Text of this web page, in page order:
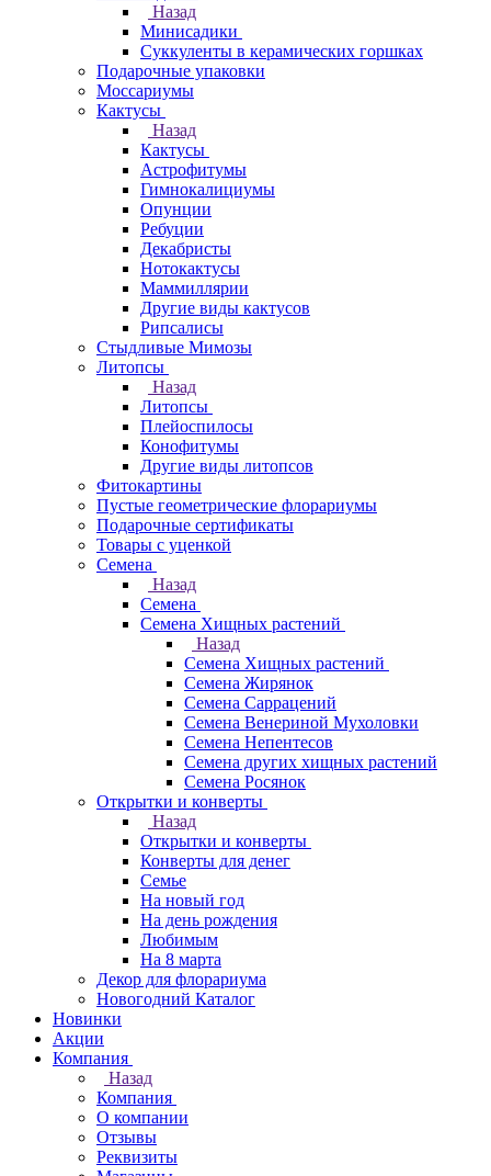
Назад
Минисадики
Суккуленты в керамических горшках
Подарочные упаковки
Моссариумы
Кактусы
Назад
Кактусы
Астрофитумы
Гимнокалициумы
Опунции
Ребуции
Декабристы
Нотокактусы
Маммиллярии
Другие виды кактусов
Рипсалисы
Стыдливые Мимозы
Литопсы
Назад
Литопсы
Плейоспилосы
Конофитумы
Другие виды литопсов
Фитокартины
Пустые геометрические флорариумы
Подарочные сертификаты
Товары с уценкой
Семена
Назад
Семена
Семена Хищных растений
Назад
Семена Хищных растений
Семена Жирянок
Семена Саррацений
Семена Венериной Мухоловки
Семена Непентесов
Семена других хищных растений
Семена Росянок
Открытки и конверты
Назад
Открытки и конверты
Конверты для денег
Семье
На новый год
На день рождения
Любимым
На 8 марта
Декор для флорариума
Новогодний Каталог
Новинки
Акции
Компания
Назад
Компания
О компании
Отзывы
Реквизиты